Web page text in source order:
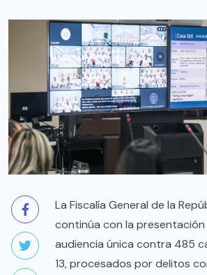
La Fiscalía General de la
continúa con la presentación
audiencia única contra 485
13, procesados por delitos